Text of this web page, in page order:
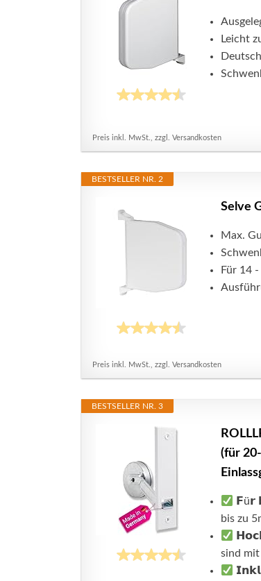
Leicht
Preis inkl. MwSt., zzgl. Versandkosten
BESTSELLER NR. 2
Selve
Max.
Für 14
Preis inkl. MwSt., zzgl. Versandkosten
BESTSELLER NR. 3
(für
bis zu
sind